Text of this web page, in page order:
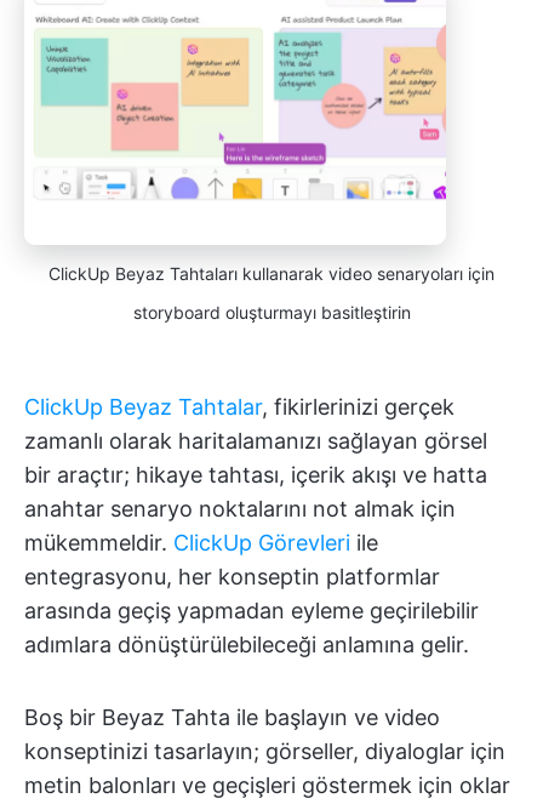
ClickUp Beyaz Tahtaları kullanarak video senaryoları için
storyboard oluşturmayı basitleştirin
ClickUp Beyaz Tahtalar, fikirlerinizi gerçek
zamanlı olarak haritalamanızı sağlayan görsel
bir araçtır; hikaye tahtası, içerik akışı ve hatta
anahtar senaryo noktalarını not almak için
mükemmeldir. ClickUp Görevleri ile
entegrasyonu, her konseptin platformlar
arasında geçiş yapmadan eyleme geçirilebilir
adımlara dönüştürülebileceği anlamına gelir.
Boş bir Beyaz Tahta ile başlayın ve video
konseptinizi tasarlayın; görseller, diyaloglar için
metin balonları ve geçişleri göstermek için oklar